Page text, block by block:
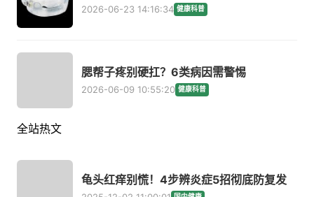
2026-06-23 14:16:34 健康科普
腮帮子疼别硬扛？6类病因需警惕
2026-06-09 10:55:20 健康科普
全站热文
龟头红痒别慌！4步辨炎症5招彻底防复发